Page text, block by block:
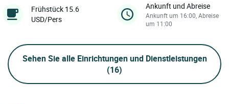
Frühstück 15.6
USD/Pers
Ankunft und Abreise
Ankunft um 16:00, Abreise
um 11:00
Sehen Sie alle Einrichtungen und Dienstleistungen
(16)